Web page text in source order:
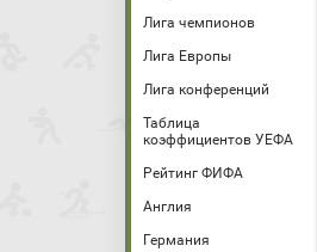
Лига чемпионов
Лига Европы
Лига конференций
Таблица
коэффициентов УЕФА
Рейтинг ФИФА
Англия
Германия